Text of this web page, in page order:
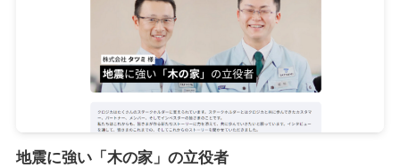
地震に強い「木の家」の立役者